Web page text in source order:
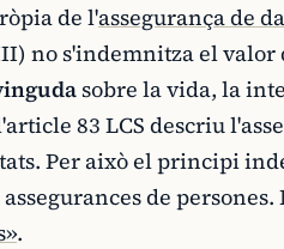
de l'assegurança de
no s'indemnitza el valor
sobre la vida, la
83 LCS descriu
Per això el principi
de
.